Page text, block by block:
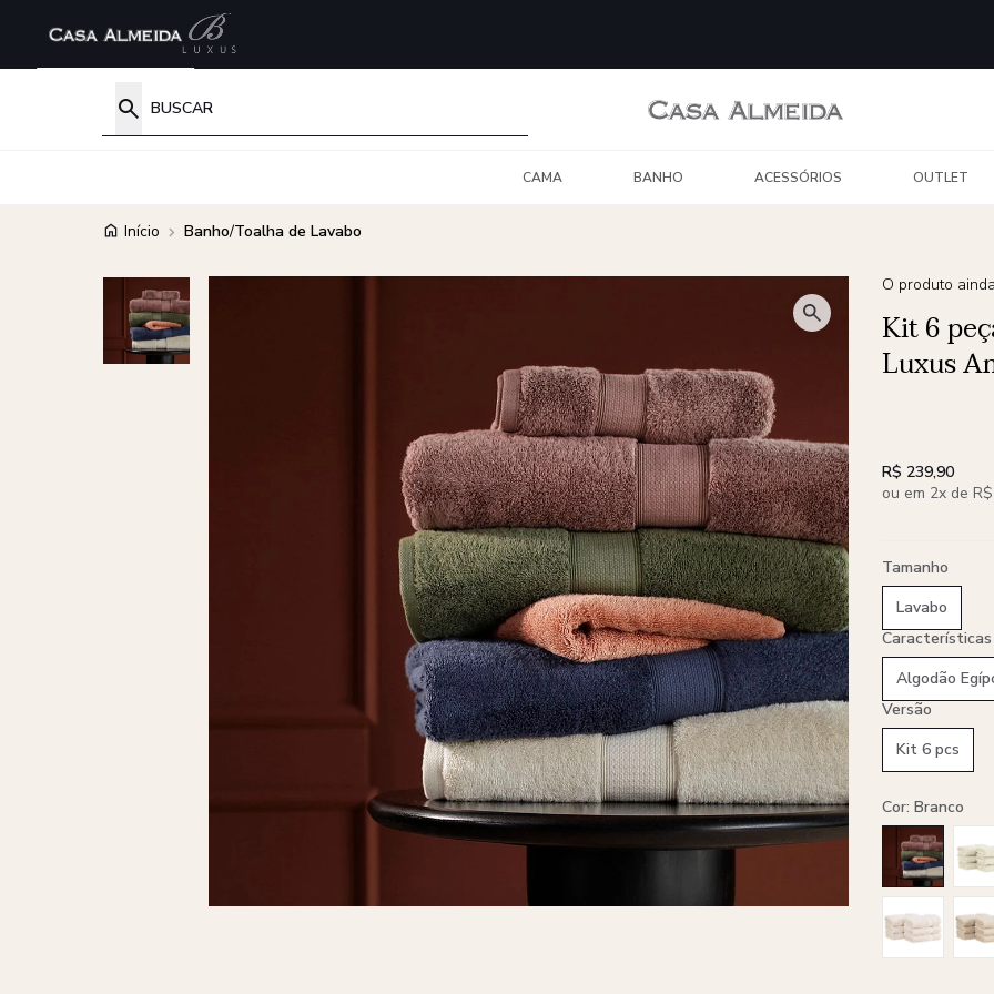
CAMA BANHO ACESSÓRIOS OUTLET
Início Banho/Toalha de Lavabo
O produto
Kit 6
Luxus
R$ 239,90
ou em 2x de
Tamanho
Lavabo
Características
Algodão
Versão
Kit 6 pcs
Cor: Branco